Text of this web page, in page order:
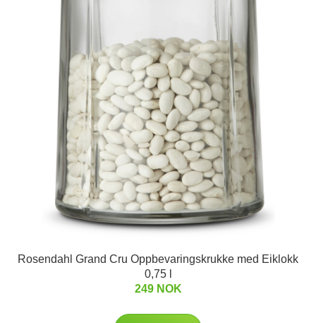
Rosendahl Grand Cru Oppbevaringskrukke med Eiklokk
0,75 l
249 NOK